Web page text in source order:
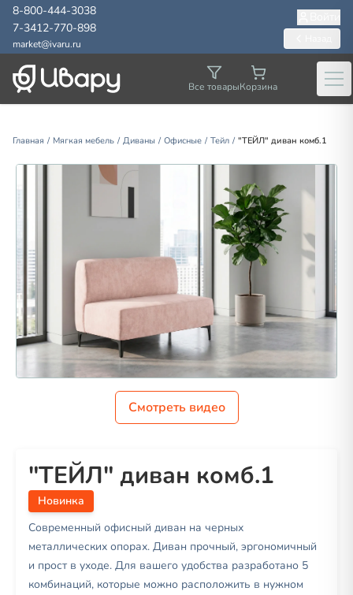
8-800-444-3038
7-3412-770-898
market@ivaru.ru
Все товарыКорзина
Главная / Мягкая мебель / Диваны / Офисные / Тейл / "ТЕЙЛ" диван комб.1
Смотреть видео
"ТЕЙЛ" диван комб.1
Новинка
Современный офисный диван на черных
металлических опорах. Диван прочный, эргономичный
и прост в уходе. Для вашего удобства разработано 5
комбинаций, которые можно расположить в нужном